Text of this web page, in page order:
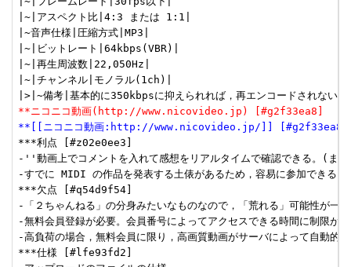
|~|アスペクト比|4:3 または 1:1|
|~音声仕様|圧縮方式|MP3|
|~|ビットレート|64kbps(VBR)|
|~|再生周波数|22,050Hz|
|~|チャンネル|モノラル(1ch)|
**ニコニコ動画(http://www.nicovideo.jp) [#g2f33ea8]
**[[ニコニコ動画:http://www.nicovideo.jp/]] [#g2f33ea8]
***利点 [#z02e0ee3]
-''動画上でコメントを入れて感想をリアルタイムで確認できる。(ま
-すでに MIDI の作品を発表する土俵があるため，容易に参加できる。
***欠点 [#q54d9f54]
-「２ちゃんねる」の分身みたいなものなので，「荒れる」可能性が一
-無料会員登録が必要。会員番号によってアクセスできる時間に制限が
-高負荷の場合，無料会員に限り，高画質動画がサーバによって自動的
***仕様 [#lfe93fd2]